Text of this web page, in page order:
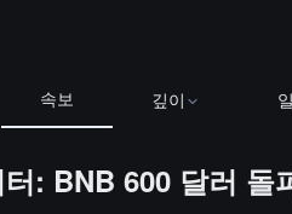
속보 깊이
: BNB 600 달러 돌